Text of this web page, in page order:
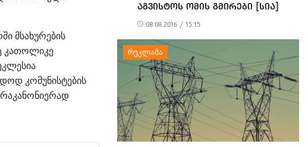
მსახურების
კათოლიკე
კომუნისტების
ᲐᲒᲕᲘᲡᲢᲝᲡ ᲝᲛᲘᲡ ᲒᲛᲘᲠᲔᲑᲘ [ᲡᲘᲐ]
08.08.2016 / 15:15